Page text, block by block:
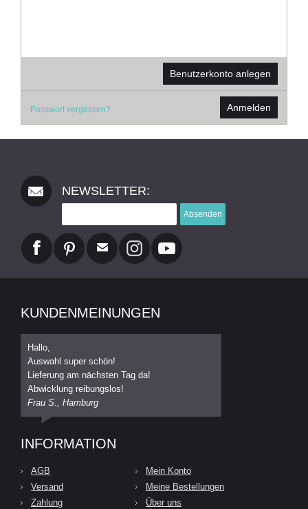
Benutzerkonto anlegen
Passwort vergessen? Anmelden
NEWSLETTER:
Absenden
KUNDENMEINUNGEN
Hallo,
Auswahl super schön!
Lieferung am nächsten Tag da!
Abwicklung reibungslos!
Frau S., Hamburg
INFORMATION
AGB
Versand
Zahlung
Mein Konto
Meine Bestellungen
Über uns